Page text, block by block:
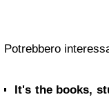
Potrebbero
It's the books,